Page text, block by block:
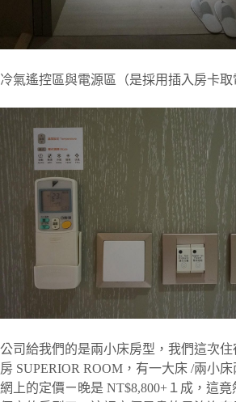
冷氣遙控區與電源區（是採用插入房卡取
公司給我們的是兩小床房型，我們這次
房 SUPERIOR ROOM，有一大床 /兩小
網上的定價ㄧ晚是 NT$8,800+１成，這